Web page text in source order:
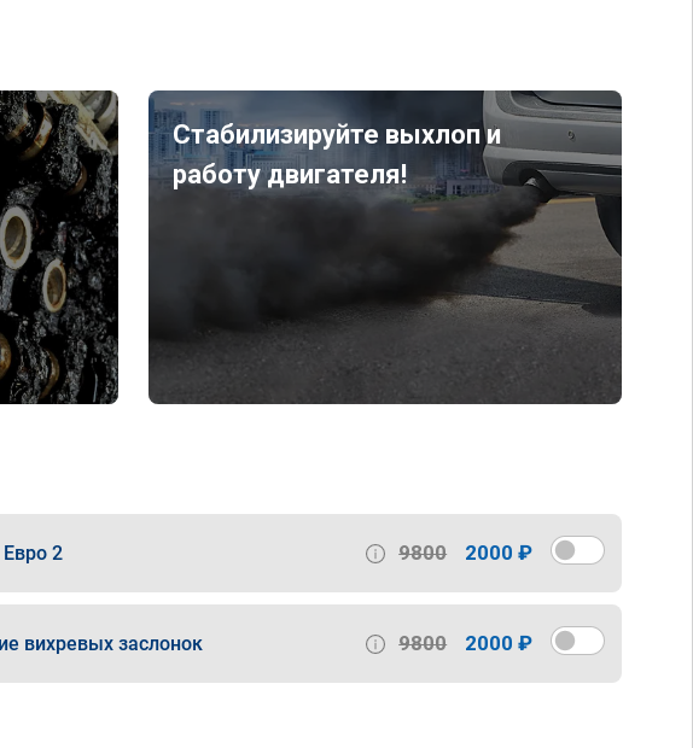
Стабилизируйте выхлоп и
работу двигателя!
2 9800 2000 ₽
вихревых заслонок 9800 2000 ₽